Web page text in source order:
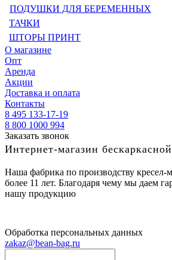
ПОДУШКИ ДЛЯ БЕРЕМЕННЫХ
ТАЧКИ
ШТОРЫ ПРИНТ
О магазине
Опт
Аренда
Акции
Доставка и оплата
Контакты
8 495 133-17-19
8 800 1000 994
Заказать звонок
Интернет-магазин
Наша фабрика по производству кресел-
более 11 лет. Благодаря чему мы даем
нашу продукцию
Обработка персональных данных
zakaz@bean-bag.ru